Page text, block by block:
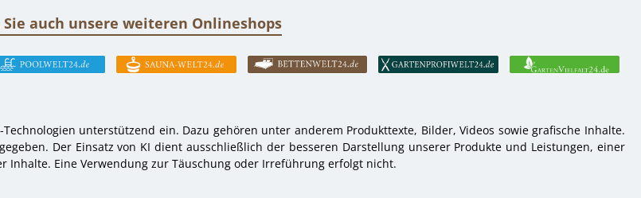
Sie auch unsere weiteren Onlineshops
unterstützend ein. Dazu gehören unter anderem Produkttexte, Bilder, Videos sowie grafische Inhalte.
Der Einsatz von KI dient ausschließlich der besseren Darstellung unserer Produkte und Leistungen, einer
Eine Verwendung zur Täuschung oder Irreführung erfolgt nicht.